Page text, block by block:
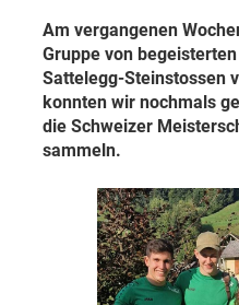
Am vergangenen
Gruppe von
Sattelegg-Steinstossen
konnten wir nochmals
die Schweizer
sammeln.